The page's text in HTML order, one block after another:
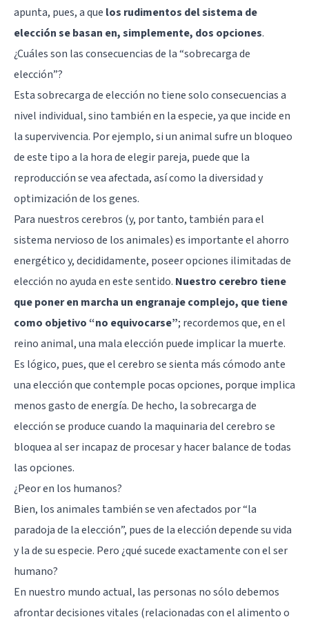
apunta, pues, a que los rudimentos del sistema de
elección se basan en, simplemente, dos opciones.
¿Cuáles son las consecuencias de la “sobrecarga de
elección”?
Esta sobrecarga de elección no tiene solo consecuencias a
nivel individual, sino también en la especie, ya que incide en
la supervivencia. Por ejemplo, si un animal sufre un bloqueo
de este tipo a la hora de elegir pareja, puede que la
reproducción se vea afectada, así como la diversidad y
optimización de los genes.
Para nuestros cerebros (y, por tanto, también para el
sistema nervioso de los animales) es importante el ahorro
energético y, decididamente, poseer opciones ilimitadas de
elección no ayuda en este sentido. Nuestro cerebro tiene
que poner en marcha un engranaje complejo, que tiene
como objetivo “no equivocarse”; recordemos que, en el
reino animal, una mala elección puede implicar la muerte.
Es lógico, pues, que el cerebro se sienta más cómodo ante
una elección que contemple pocas opciones, porque implica
menos gasto de energía. De hecho, la sobrecarga de
elección se produce cuando la maquinaria del cerebro se
bloquea al ser incapaz de procesar y hacer balance de todas
las opciones.
¿Peor en los humanos?
Bien, los animales también se ven afectados por “la
paradoja de la elección”, pues de la elección depende su vida
y la de su especie. Pero ¿qué sucede exactamente con el ser
humano?
En nuestro mundo actual, las personas no sólo debemos
afrontar decisiones vitales (relacionadas con el alimento o